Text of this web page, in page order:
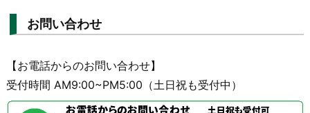
お問い合わせ
【お電話からのお問い合わせ】
受付時間 AM9:00~PM5:00（土日祝も受付中）